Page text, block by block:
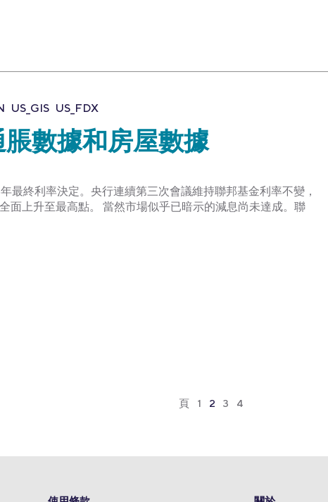
US_GIS US_FDX
數據和房屋數據
最終利率決定。央行連續第三次會議維持聯邦基金利率不變，
面上升至最高點。 當然市場似乎已暗示的減息尚未達成。聯
頁 1 2 3 4